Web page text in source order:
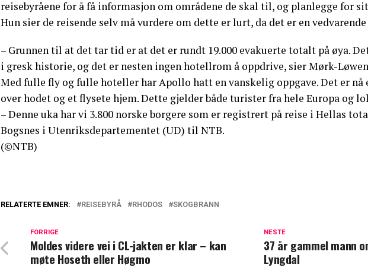
reisebyråene for å få informasjon om områdene de skal til, og planlegge for
Hun sier de reisende selv må vurdere om dette er lurt, da det er en
– Grunnen til at det tar tid er at det er rundt 19.000 evakuerte totalt på øya.
i gresk historie, og det er nesten ingen hotellrom å oppdrive, sier Mørk-
Med fulle fly og fulle hoteller har Apollo hatt en vanskelig oppgave. Det er
over hodet og et flysete hjem. Dette gjelder både turister fra hele Europa og
– Denne uka har vi 3.800 norske borgere som er registrert på reise i Hellas
Bogsnes i Utenriksdepartementet (UD) til NTB.
(©NTB)
RELATERTE EMNER: REISEBYRÅ RHODOS SKOGBRANN
NESTE
37 år gammel mann
Lyngdal
FORRIGE
Moldes videre vei i CL-jakten er klar – kan
møte Hoseth eller Høgmo